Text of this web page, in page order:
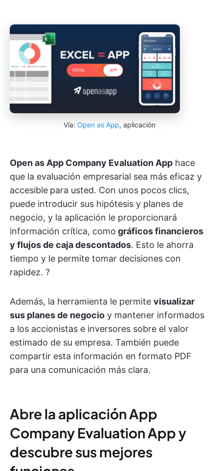
Vía: Open as App, aplicación
Open as App Company Evaluation App hace
que la evaluación empresarial sea más eficaz y
accesible para usted. Con unos pocos clics,
puede introducir sus hipótesis y planes de
negocio, y la aplicación le proporcionará
información crítica, como gráficos financieros
y flujos de caja descontados. Esto le ahorra
tiempo y le permite tomar decisiones con
rapidez. ?️
Además, la herramienta le permite visualizar
sus planes de negocio y mantener informados
a los accionistas e inversores sobre el valor
estimado de su empresa. También puede
compartir esta información en formato PDF
para una comunicación más clara.
Abre la aplicación App
Company Evaluation App y
descubre sus mejores